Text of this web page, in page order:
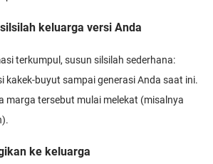
keluarga versi Anda
terkumpul, susun silsilah sederhana:
kakek-buyut sampai generasi Anda saat ini.
marga tersebut mulai melekat (misalnya
ke keluarga